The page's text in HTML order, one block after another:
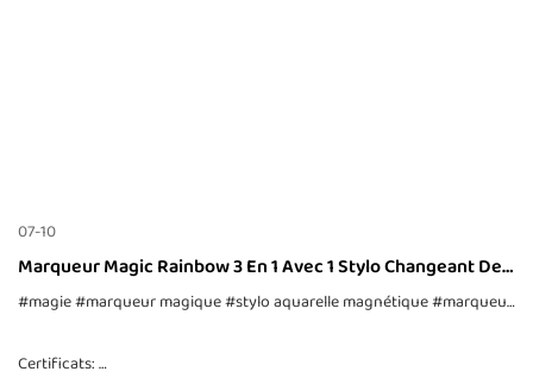
07-10
Marqueur Magic Rainbow 3 En 1 Avec 1 Stylo Changeant De
Couleur
#magie#marqueur magique#stylo aquarelle magnétique#marqueur magique 3 en 1
Certificats: